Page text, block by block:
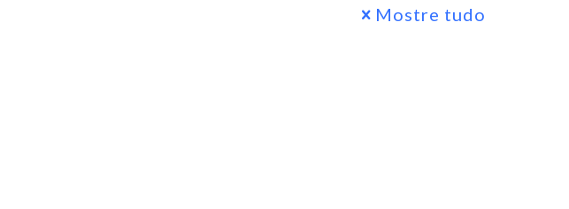
Mostre tudo